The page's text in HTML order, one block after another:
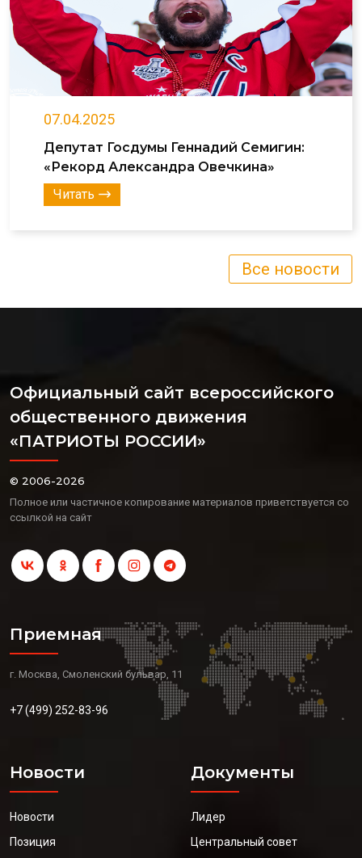
07.04.2025
Депутат Госдумы Геннадий Семигин:
«Рекорд Александра Овечкина»
Читать
Все новости
Официальный сайт всероссийского
общественного движения
«ПАТРИОТЫ РОССИИ»
© 2006-2026
Полное или частичное копирование материалов приветствуется со
ссылкой на сайт
Приемная
г. Москва, Смоленский бульвар, 11
+7 (499) 252-83-96
Новости
Новости
Позиция
Документы
Лидер
Центральный совет